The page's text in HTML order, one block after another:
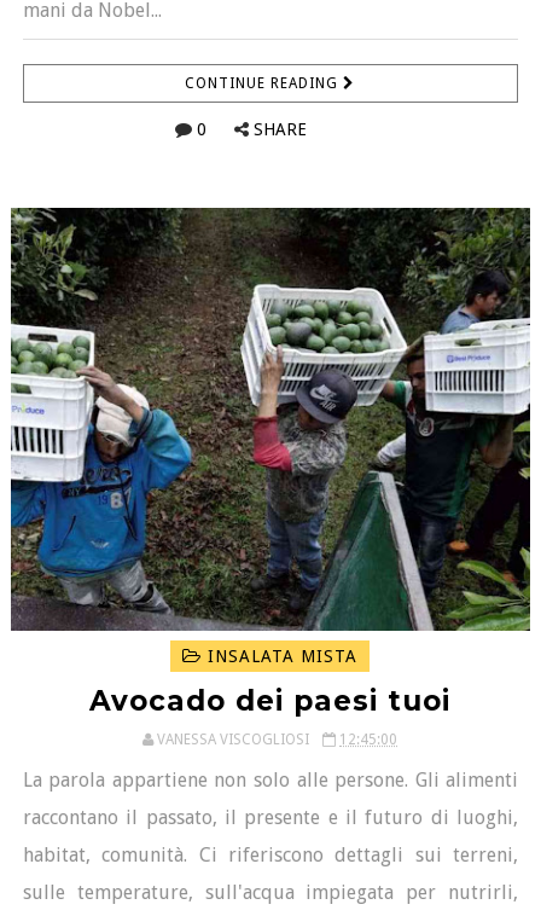
mani da Nobel...
CONTINUE READING
0 SHARE
INSALATA MISTA
Avocado dei paesi tuoi
VANESSA VISCOGLIOSI 12:45:00
La parola appartiene non solo alle persone. Gli alimenti
raccontano il passato, il presente e il futuro di luoghi,
habitat, comunità. Ci riferiscono dettagli sui terreni,
sulle temperature, sull'acqua impiegata per nutrirli,